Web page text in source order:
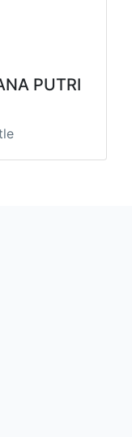
PUTRI